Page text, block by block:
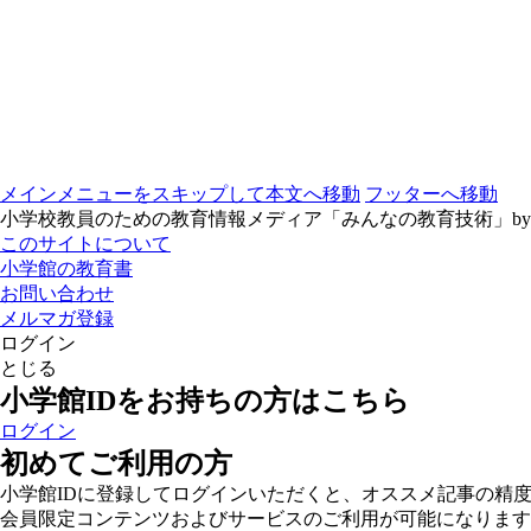
メインメニューをスキップして本文へ移動 フッターへ移動
小学校教員のための教育情報メディア「みんなの教育技術」
このサイトについて
小学館の教育書
お問い合わせ
メルマガ登録
ログイン
とじる
小学館IDをお持ちの方はこちら
ログイン
初めてご利用の方
小学館IDに登録してログインいただくと、オススメ記事の精
会員限定コンテンツおよびサービスのご利用が可能になりま